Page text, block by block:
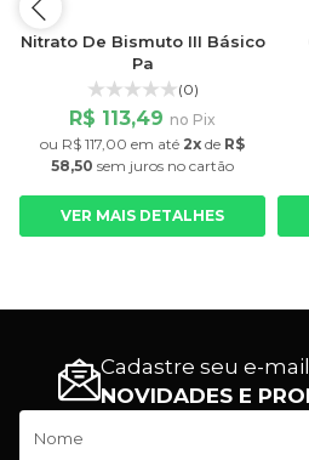
Nitrato De Bismuto III Básico
Pa
(0)
R$ 113,49 no Pix
ou R$ 117,00 em até 2x de R$
58,50 sem juros no cartão
VER MAIS DETALHES
Cadastre seu e-
NOVIDADES E